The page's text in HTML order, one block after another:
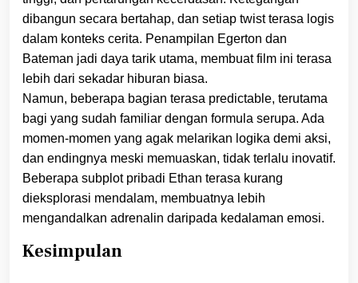
dibangun secara bertahap, dan setiap twist terasa logis
dalam konteks cerita. Penampilan Egerton dan
Bateman jadi daya tarik utama, membuat film ini terasa
lebih dari sekadar hiburan biasa.
Namun, beberapa bagian terasa predictable, terutama
bagi yang sudah familiar dengan formula serupa. Ada
momen-momen yang agak melarikan logika demi aksi,
dan endingnya meski memuaskan, tidak terlalu inovatif.
Beberapa subplot pribadi Ethan terasa kurang
dieksplorasi mendalam, membuatnya lebih
mengandalkan adrenalin daripada kedalaman emosi.
Kesimpulan